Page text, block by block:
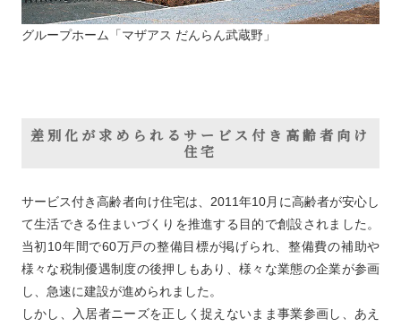
グループホーム「マザアス だんらん武蔵野」
差別化が求められるサービス付き高齢者向け
住宅
サービス付き高齢者向け住宅は、2011年10月に高齢者が安心し
て生活できる住まいづくりを推進する目的で創設されました。
当初10年間で60万戸の整備目標が掲げられ、整備費の補助や
様々な税制優遇制度の後押しもあり、様々な業態の企業が参画
し、急速に建設が進められました。
しかし、入居者ニーズを正しく捉えないまま事業参画し、あえ